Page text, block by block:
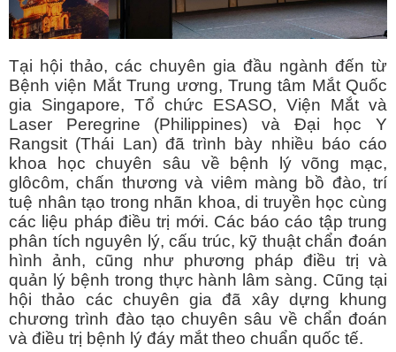
Tại hội thảo, các chuyên gia đầu ngành đến từ
Bệnh viện Mắt Trung ương, Trung tâm Mắt Quốc
gia Singapore, Tổ chức ESASO, Viện Mắt và
Laser Peregrine (Philippines) và Đại học Y
Rangsit (Thái Lan) đã trình bày nhiều báo cáo
khoa học chuyên sâu về bệnh lý võng mạc,
glôcôm, chấn thương và viêm màng bồ đào, trí
tuệ nhân tạo trong nhãn khoa, di truyền học cùng
các liệu pháp điều trị mới. Các báo cáo tập trung
phân tích nguyên lý, cấu trúc, kỹ thuật chẩn đoán
hình ảnh, cũng như phương pháp điều trị và
quản lý bệnh trong thực hành lâm sàng. Cũng tại
hội thảo các chuyên gia đã xây dựng khung
chương trình đào tạo chuyên sâu về chẩn đoán
và điều trị bệnh lý đáy mắt theo chuẩn quốc tế.